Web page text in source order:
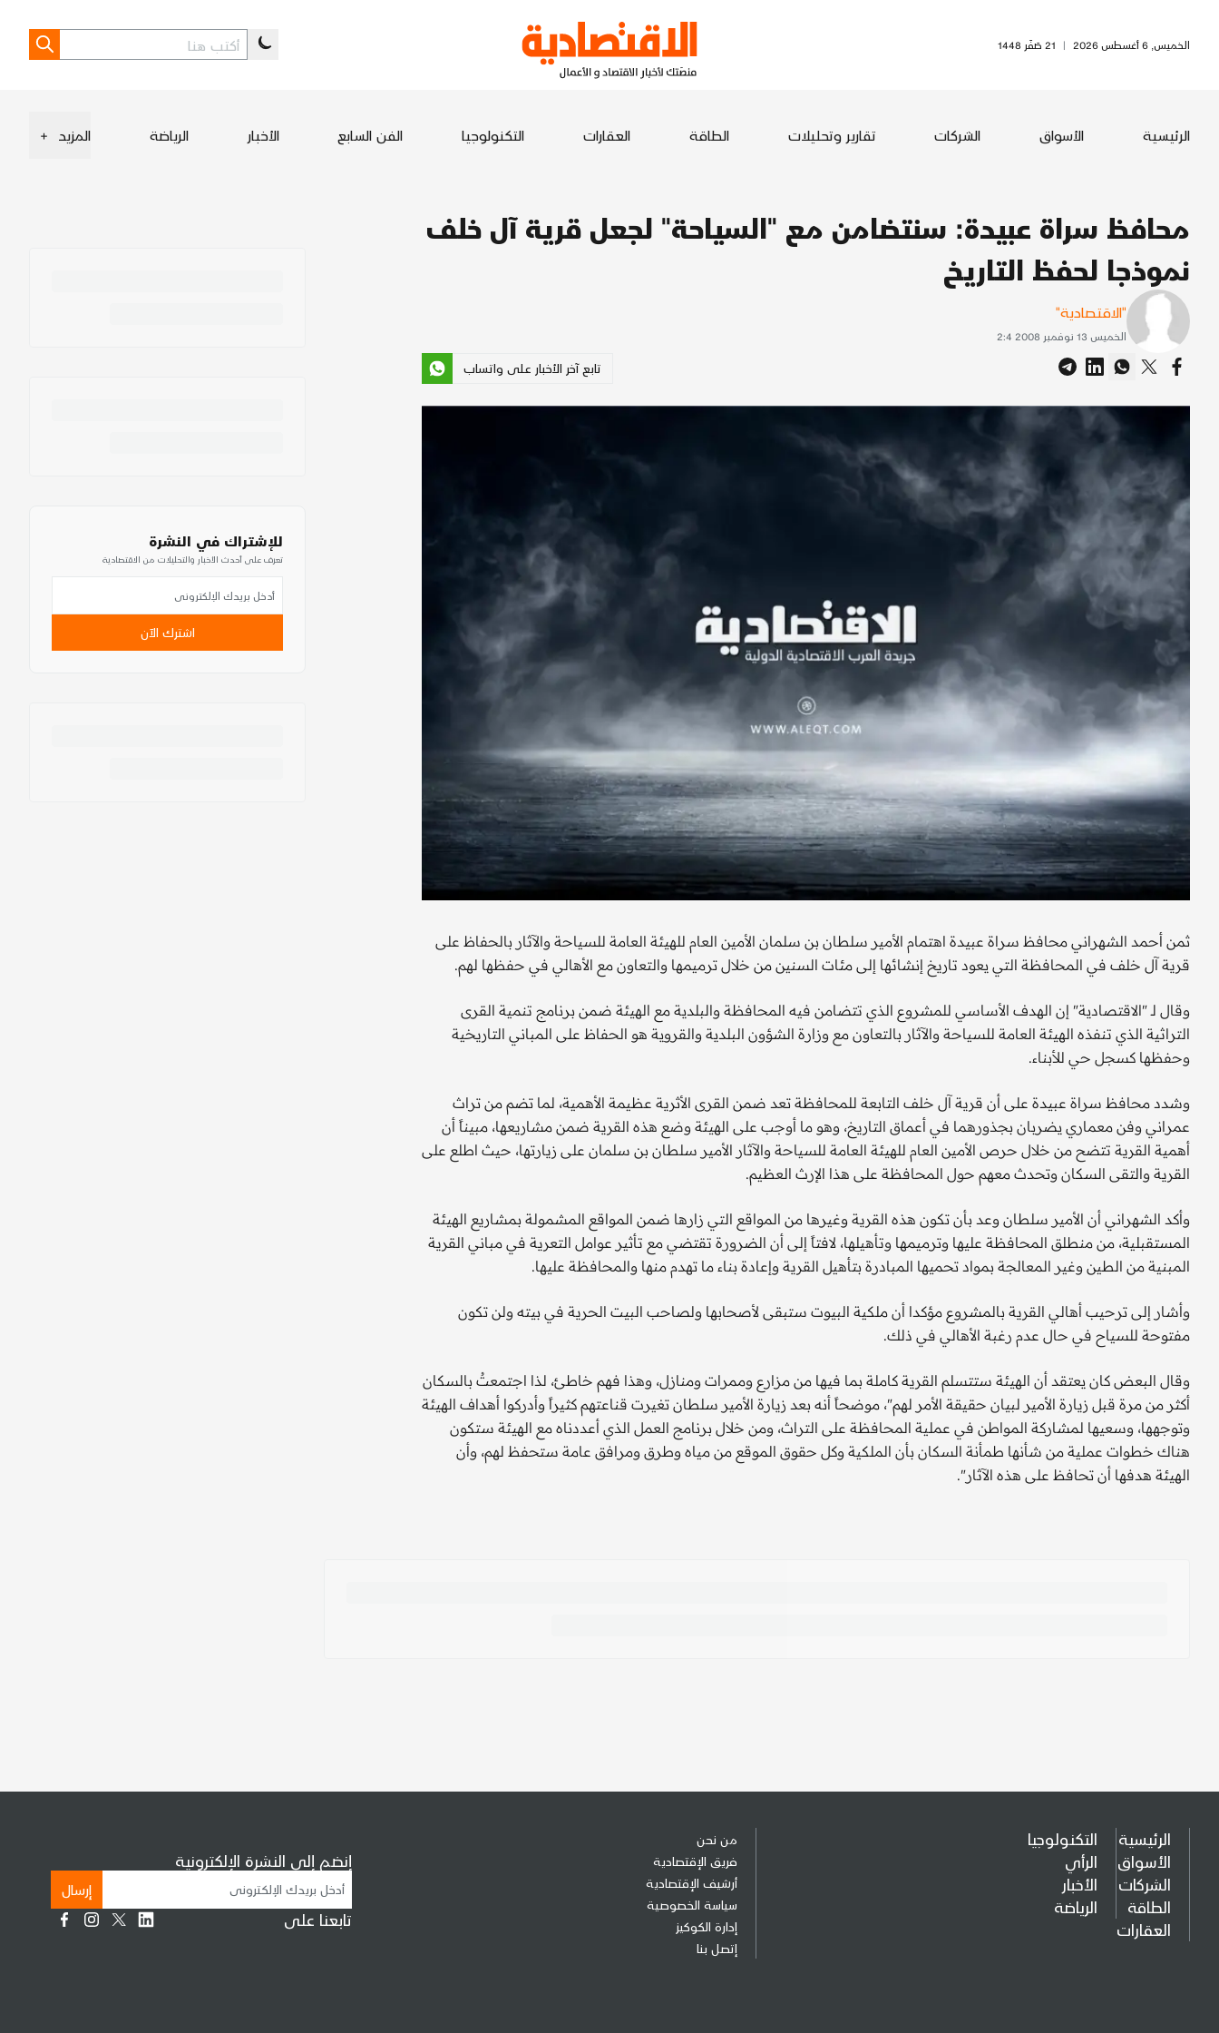
الخميس, 6 أغسطس 2026 | 21 صَفَر 1448
الرئيسية الأسواق الشركات تقارير وتحليلات الطاقة العقارات التكنولوجيا الفن السابع الأخبار الرياضة المزيد +
محافظ سراة عبيدة: سنتضامن مع "السياحة" لجعل قرية آل خلف
نموذجا لحفظ التاريخ
"الاقتصادية"
الخميس 13 نوفمبر 2008 2:4
تابع آخر الأخبار على واتساب
ثمن أحمد الشهراني محافظ سراة عبيدة اهتمام الأمير سلطان بن سلمان الأمين العام للهيئة العامة للسياحة والآثار بالحفاظ على
قرية آل خلف في المحافظة التي يعود تاريخ إنشائها إلى مئات السنين من خلال ترميمها والتعاون مع الأهالي في حفظها لهم.
وقال لـ "الاقتصادية" إن الهدف الأساسي للمشروع الذي تتضامن فيه المحافظة والبلدية مع الهيئة ضمن برنامج تنمية القرى
التراثية الذي تنفذه الهيئة العامة للسياحة والآثار بالتعاون مع وزارة الشؤون البلدية والقروية هو الحفاظ على المباني التاريخية
وحفظها كسجل حي للأبناء.
وشدد محافظ سراة عبيدة على أن قرية آل خلف التابعة للمحافظة تعد ضمن القرى الأثرية عظيمة الأهمية، لما تضم من تراث
عمراني وفن معماري يضربان بجذورهما في أعماق التاريخ، وهو ما أوجب على الهيئة وضع هذه القرية ضمن مشاريعها، مبيناً أن
أهمية القرية تتضح من خلال حرص الأمين العام للهيئة العامة للسياحة والآثار الأمير سلطان بن سلمان على زيارتها، حيث اطلع على
القرية والتقى السكان وتحدث معهم حول المحافظة على هذا الإرث العظيم.
وأكد الشهراني أن الأمير سلطان وعد بأن تكون هذه القرية وغيرها من المواقع التي زارها ضمن المواقع المشمولة بمشاريع الهيئة
المستقبلية، من منطلق المحافظة عليها وترميمها وتأهيلها، لافتاً إلى أن الضرورة تقتضي مع تأثير عوامل التعرية في مباني القرية
المبنية من الطين وغير المعالجة بمواد تحميها المبادرة بتأهيل القرية وإعادة بناء ما تهدم منها والمحافظة عليها.
وأشار إلى ترحيب أهالي القرية بالمشروع مؤكدا أن ملكية البيوت ستبقى لأصحابها ولصاحب البيت الحرية في بيته ولن تكون
مفتوحة للسياح في حال عدم رغبة الأهالي في ذلك.
وقال البعض كان يعتقد أن الهيئة ستتسلم القرية كاملة بما فيها من مزارع وممرات ومنازل، وهذا فهم خاطئ، لذا اجتمعتُ بالسكان
أكثر من مرة قبل زيارة الأمير لبيان حقيقة الأمر لهم"، موضحاً أنه بعد زيارة الأمير سلطان تغيرت قناعتهم كثيراً وأدركوا أهداف الهيئة
وتوجهها، وسعيها لمشاركة المواطن في عملية المحافظة على التراث، ومن خلال برنامج العمل الذي أعددناه مع الهيئة ستكون
هناك خطوات عملية من شأنها طمأنة السكان بأن الملكية وكل حقوق الموقع من مياه وطرق ومرافق عامة ستحفظ لهم، وأن
الهيئة هدفها أن تحافظ على هذه الآثار".
للإشتراك في النشرة
تعرف على أحدث الأخبار والتحليلات من الاقتصادية
اشترك الآن
الرئيسية
الأسواق
الشركات
الطاقة
العقارات
التكنولوجيا
الرأي
الأخبار
الرياضة
من نحن
فريق الإقتصادية
أرشيف الإقتصادية
سياسة الخصوصية
إدارة الكوكيز
إتصل بنا
إنضم إلى النشرة الإلكترونية
إرسال
تابعنا على